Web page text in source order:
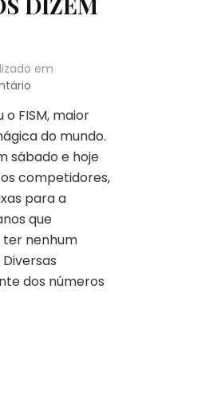
em
em
QUE
O
PÓDIO
E
O
BAIXO
RENDIMENTO
AMERICANO
NOS
FISM, maior
do mundo.
sábado e hoje
competidores,
para a
que
nenhum
dos números